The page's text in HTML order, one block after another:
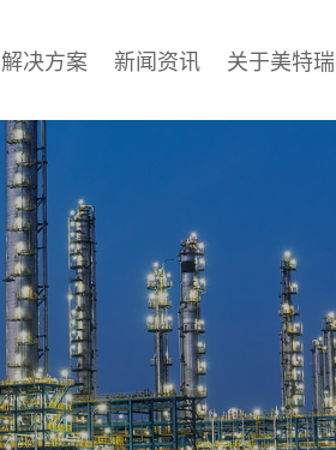
解决方案 新闻资讯 关于美特瑞